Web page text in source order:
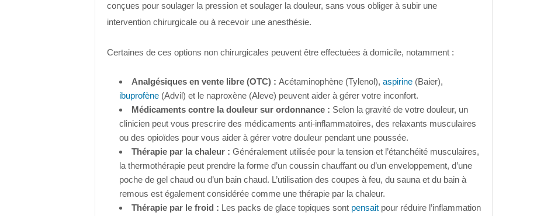
conçues pour soulager la pression et soulager la douleur, sans vous obliger à subir une
intervention chirurgicale ou à recevoir une anesthésie.
Certaines de ces options non chirurgicales peuvent être effectuées à domicile, notamment :
Analgésiques en vente libre (OTC) : Acétaminophène (Tylenol), aspirine(Baier),
ibuprofène(Advil) et le naproxène (Aleve) peuvent aider à gérer votre inconfort.
Médicaments contre la douleur sur ordonnance : Selon la gravité de votre douleur, un
clinicien peut vous prescrire des médicaments anti-inflammatoires, des relaxants musculaires
ou des opioïdes pour vous aider à gérer votre douleur pendant une poussée.
Thérapie par la chaleur : Généralement utilisée pour la tension et l’étanchéité musculaires,
la thermothérapie peut prendre la forme d’un coussin chauffant ou d’un enveloppement, d’une
poche de gel chaud ou d’un bain chaud. L’utilisation des coupes à feu, du sauna et du bain à
remous est également considérée comme une thérapie par la chaleur.
Thérapie par le froid : Les packs de glace topiques sont pensaitpour réduire l’inflammation